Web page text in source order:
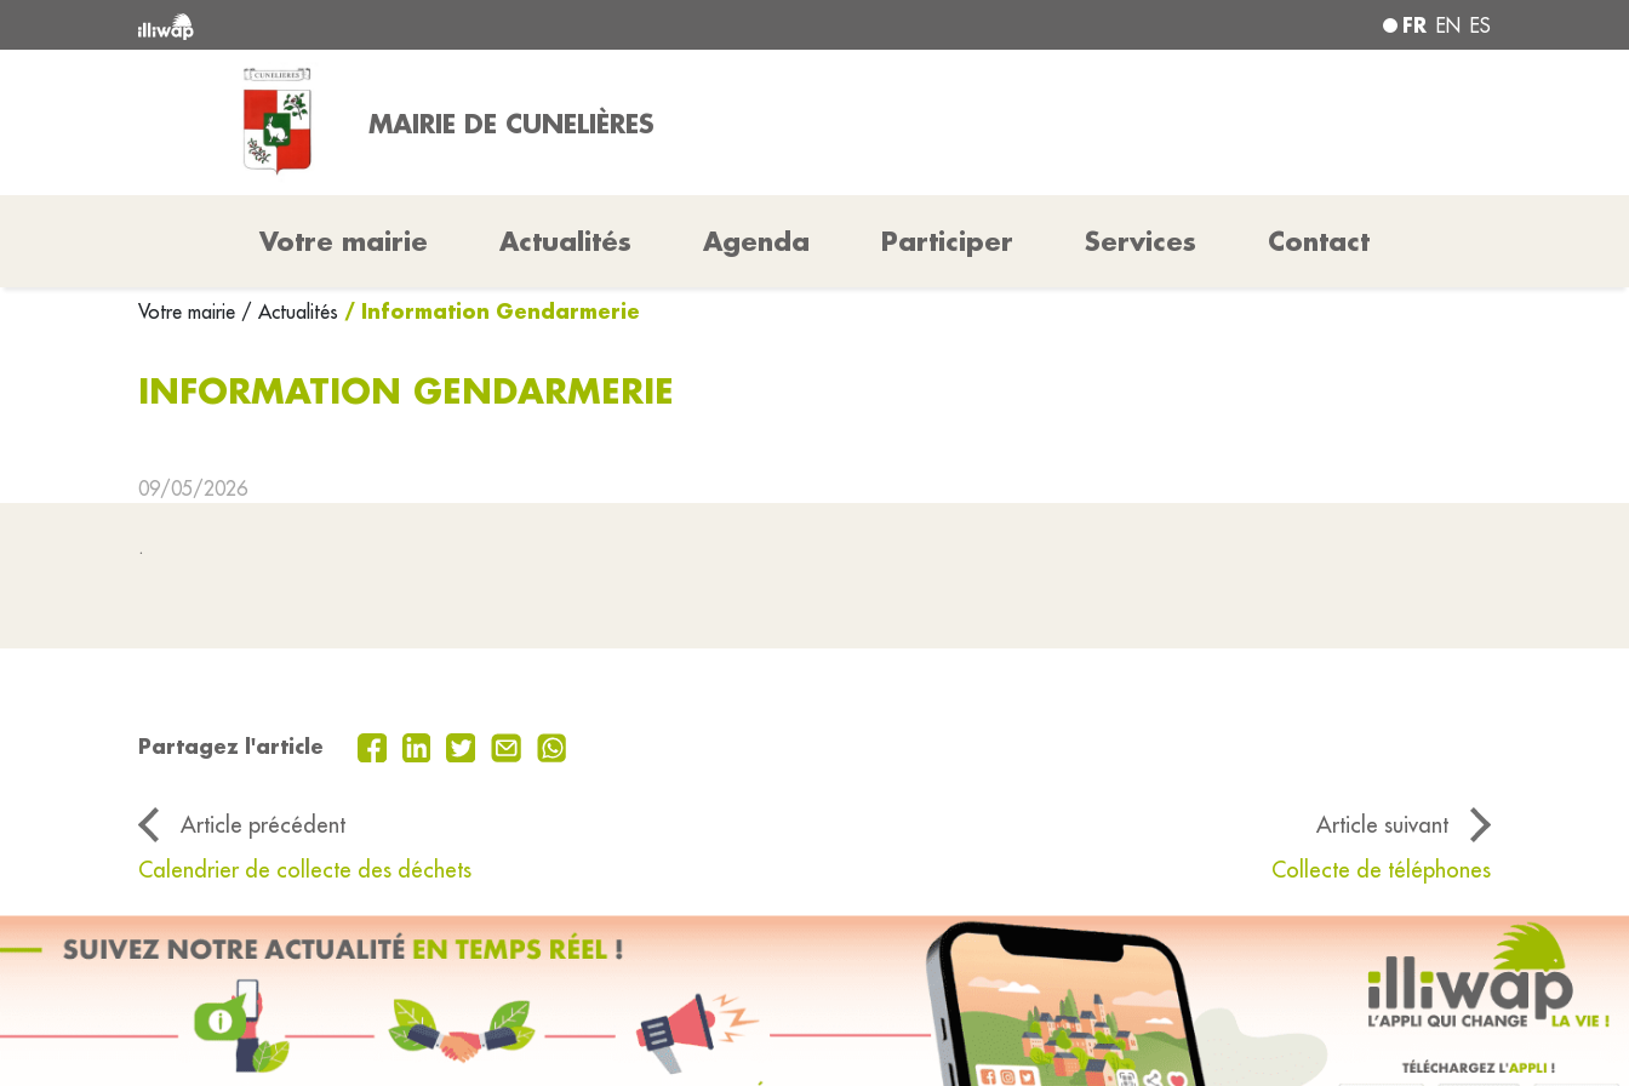
FR EN ES
MAIRIE DE CUNELIÈRES
Votre mairie Actualités Agenda Participer Services Contact
Votre mairie / Actualités / Information Gendarmerie
INFORMATION GENDARMERIE
09/05/2026
.
Partagez l'article
Article précédent
Article suivant
Calendrier de collecte des déchets
Collecte de téléphones